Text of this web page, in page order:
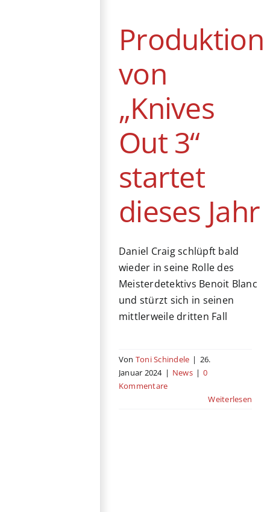
Produktion
von
„Knives
Out 3“
startet
dieses Jahr
Daniel Craig schlüpft bald
wieder in seine Rolle des
Meisterdetektivs Benoit Blanc
und stürzt sich in seinen
mittlerweile dritten Fall
Von Toni Schindele | 26.
Januar 2024 | News | 0
Kommentare
Weiterlesen